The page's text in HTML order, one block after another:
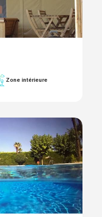
Zone intérieure